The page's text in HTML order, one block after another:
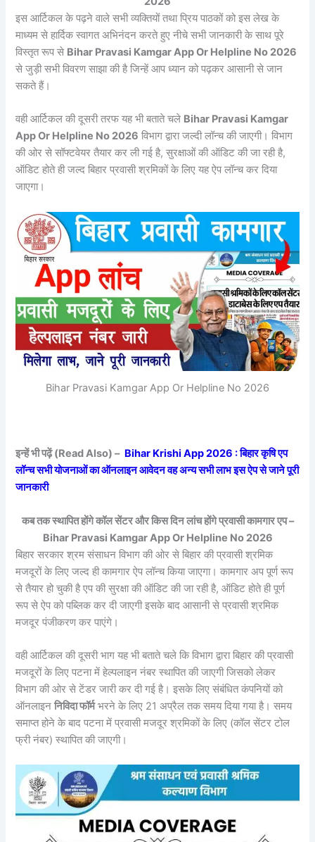
इस आर्टिकल के पढ़ने वाले सभी व्यक्तियों तथा प्रिय पाठकों को इस लेख के
माध्यम से हार्दिक स्वागत अभिनंदन करते हुए नीचे सभी जानकारी के साथ पूरे
विस्तृत रूप से Bihar Pravasi Kamgar App Or Helpline No 2026
से जुड़ी सभी विवरण साझा की है जिन्हें आप ध्यान को पढ़कर आसानी से जान
सकते हैं।
वही आर्टिकल की दूसरी तरफ यह भी बताते चले Bihar Pravasi Kamgar
App Or Helpline No 2026 विभाग द्वारा जल्दी लॉन्च की जाएगी। विभाग
की ओर से सॉफ्टवेयर तैयार कर ली गई है, सुरक्षाओं की ऑडिट की जा रही है,
ऑडिट होते ही जल्द बिहार प्रवासी श्रमिकों के लिए यह ऐप लॉन्च कर दिया
जाएगा।
Bihar Pravasi Kamgar App Or Helpline No 2026
इन्हें भी पढ़ें (Read Also) – Bihar Krishi App 2026 : बिहार कृषि एप
लॉन्च सभी योजनाओं का ऑनलाइन आवेदन वह अन्य सभी लाभ इस ऐप से जाने पूरी
जानकारी
कब तक स्थापित होंगे कॉल सेंटर और किस दिन लांच होंगे प्रवासी कामगार एप –
Bihar Pravasi Kamgar App Or Helpline No 2026
बिहार सरकार श्रम संसाधन विभाग की ओर से बिहार की प्रवासी श्रमिक
मजदूरों के लिए जल्द ही कामगार ऐप लॉन्च किया जाएगा। कामगार अप पूर्ण रूप
से तैयार हो चुकी है एप की सुरक्षा की ऑडिट की जा रही है, ऑडिट होते ही पूर्ण
रूप से ऐप को पब्लिक कर दी जाएगी इसके बाद आसानी से प्रवासी श्रमिक
मजदूर पंजीकरण कर पाएंगे।
वही आर्टिकल की दूसरी भाग यह भी बताते चले कि विभाग द्वारा बिहार की प्रवासी
मजदूरों के लिए पटना में हेल्पलाइन नंबर स्थापित की जाएगी जिसको लेकर
विभाग की ओर से टेंडर जारी कर दी गई है। इसके लिए संबंधित कंपनियों को
ऑनलाइननिविदा फॉर्मभरने के लिए 21 अप्रैल तक समय दिया गया है। समय
समाप्त होने के बाद पटना में प्रवासी मजदूर श्रमिकों के लिए (कॉल सेंटर टोल
फ्री नंबर) स्थापित की जाएगी।